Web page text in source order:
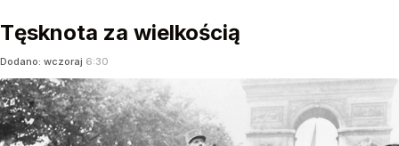
Tęsknota za wielkością
Dodano: wczoraj 6:30